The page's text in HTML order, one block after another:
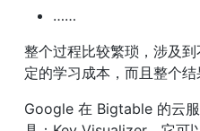
……
整个过程比较繁琐，涉及
定的学习成本，而且整个结
Google 在 Bigtable 的云